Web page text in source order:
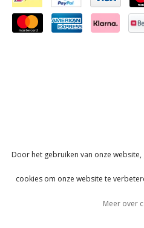
Door het gebruiken van onze
cookies om onze website te
Meer over